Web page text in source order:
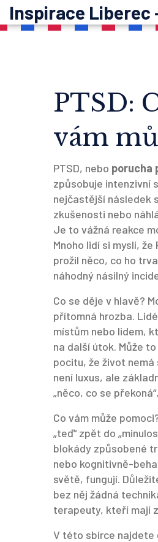
PTSD:
vám
PTSD, nebo porucha
způsobuje intenzivní
nejčastější následek
zkušenosti nebo
Je to vážná reakce
Mnoho lidí si myslí,
prožil něco, co ho
náhodný násilný
Co se děje v hlavě?
přítomná hrozba.
místům nebo lidem,
na další útok. Může
pocitu, že život
není luxus, ale
„něco, co se
Co vám může
„teď“ zpět do
blokády způsobené
nebo kognitivně-
světě, fungují.
bez něj žádná
terapeuty, kteří mají
V této sbírce najdete